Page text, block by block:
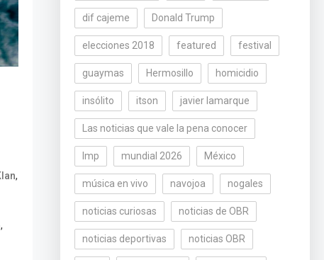
,
,
dif cajeme Donald Trump
elecciones 2018 featured festival
guaymas Hermosillo homicidio
insólito itson javier lamarque
Las noticias que vale la pena conocer
lmp mundial 2026 México
música en vivo navojoa nogales
noticias curiosas noticias de OBR
noticias deportivas noticias OBR